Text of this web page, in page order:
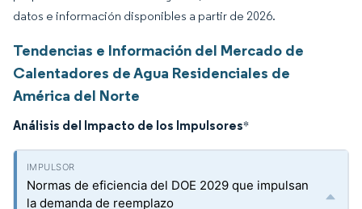
datos e información disponibles a partir de 2026.
Tendencias e Información del Mercado de
Calentadores de Agua Residenciales de
América del Norte
Análisis del Impacto de los Impulsores*
Normas de eficiencia del DOE 2029 que impulsan
la demanda de reemplazo